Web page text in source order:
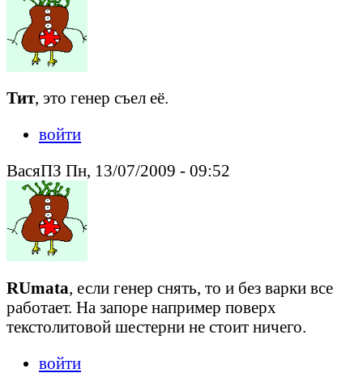
Тит, это генер съел её.
войти
ВасяПЗ Пн, 13/07/2009 - 09:52
RUmata, если генер снять, то и без варки все
работает. На запоре например поверх
текстолитовой шестерни не стоит ничего.
войти